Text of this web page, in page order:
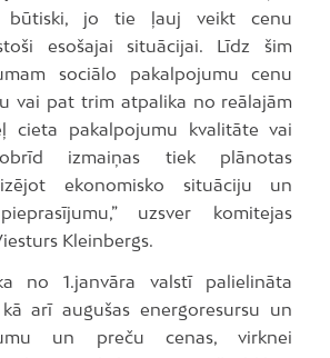
būtiski, jo tie ļauj veikt cenu
esošajai situācijai. Līdz šim
sociālo pakalpojumu cenu
vai pat trim atpalika no reālajām
cieta pakalpojumu kvalitāte vai
izmaiņas tiek plānotas
ekonomisko situāciju un
uzsver komitejas
Kleinbergs.
no 1.janvāra valstī palielināta
arī augušas energoresursu un
un preču cenas, virknei